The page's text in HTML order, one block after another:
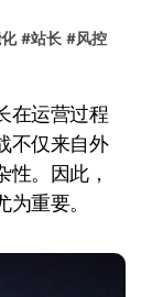
#站长 #风控
不仅来自外
性。因此，
重要。